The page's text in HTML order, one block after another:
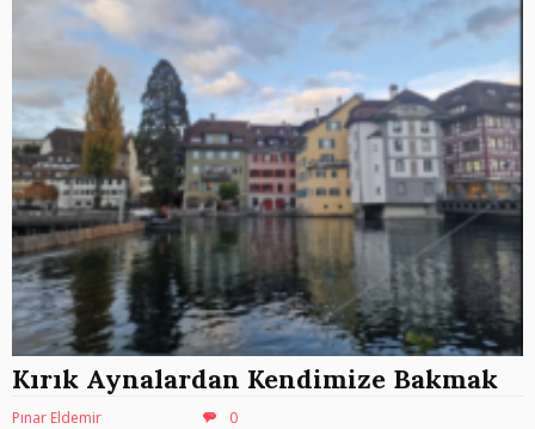
Kırık Aynalardan Kendimize Bakmak
Pınar Eldemir 0